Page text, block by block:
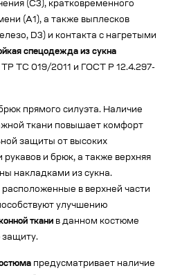
(С3), кратковременного
(А1), а также выплесков
D3) и контакта с нагретыми
спецодежда из сукна
ТР ТС 019/2011 и ГОСТ Р 12.4.297-
прямого силуэта. Наличие
ткани повышает комфорт
защиты от высоких
и брюк, а также верхняя
накладками из сукна.
в верхней части
улучшению
ткани в данном костюме
защиту.
предусматривает наличие